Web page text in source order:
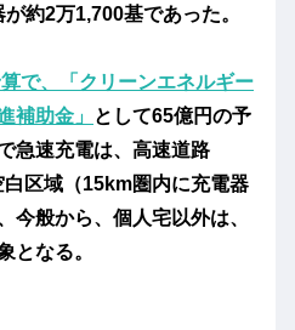
約2万1,700基であった。
で、「クリーンエネルギー
補助金」 として65億円の予
急速充電は、高速道路
区域（15km圏内に充電器
今般から、個人宅以外は、
となる。